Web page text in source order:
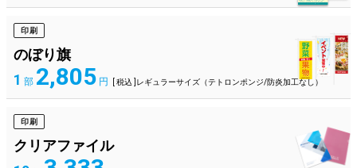
印刷
のぼり旗
1 部 2,805 円 [ 税込 ]レギュラーサイズ（テトロンポンジ/防炎加工なし）
印刷
クリアファイル